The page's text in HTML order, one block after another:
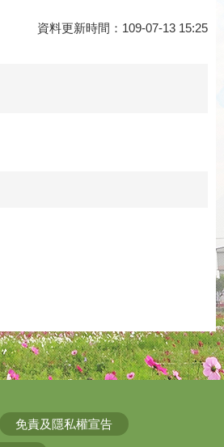
資料更新時間：109-07-13 15:25
免責及隱私權宣告